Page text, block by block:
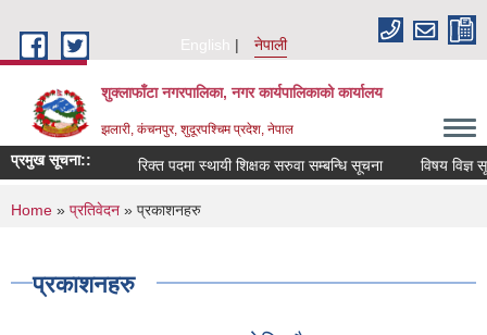
English
नेपाली
शुक्लाफाँटा नगरपालिका, नगर कार्यपालिकाको कार्यालय
झलारी, कंचनपुर, शुदूरपश्चिम प्रदेश, नेपाल
प्रमुख सूचना:: रिक्त पदमा स्थायी शिक्षक सरुवा सम्बन्धि सूचना विषय विज्ञ
You are here
Home » प्रतिवेदन » प्रकाशनहरु
प्रकाशनहरु